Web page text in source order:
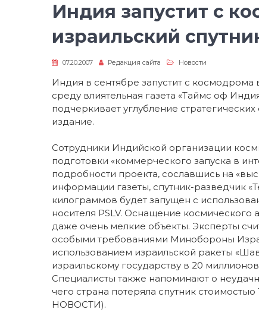
Индия запустит с
израильский
07.20.2007 Редакция сайта Новости
Индия в сентябре запустит с
среду влиятельная газета «Таймс оф
подчеркивает углубление
издание.
Сотрудники Индийской организации
подготовки «коммерческого запуска в
подробности проекта, сославшись на
информации газеты, спутник-разведчик
килограммов будет запущен с
носителя PSLV. Оснащение космического
даже очень мелкие объекты. Эксперты
особыми требованиями Минобороны
использованием израильской ракеты
израильскому государству в 20
Специалисты также напоминают о
чего страна потеряла спутник
НОВОСТИ).